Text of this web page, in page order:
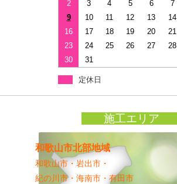
2
3 4 5 6 7
9
10 11 12 13 14
16
17 18 19 20 21
23
24 25 26 27 28
30
31
定休日
施工エリア
和歌山市北部地域
和歌山市・岩出市・
紀の川市・海南市・有田市